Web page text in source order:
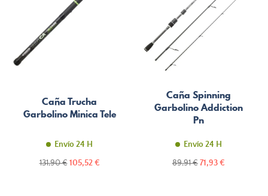
Caña Trucha
Garbolino Minica Tele
Envío 24 H
Precio
131,90 € Precio
105,52 €
Caña Spinning
Garbolino Addiction
Pn
Envío 24 H
Precio
89,91 €Precio
71,93 €